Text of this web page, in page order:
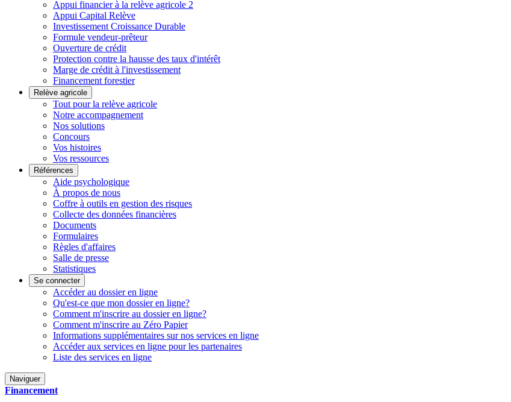
Appui financier à la relève agricole 2
Appui Capital Relève
Investissement Croissance Durable
Formule vendeur-prêteur
Ouverture de crédit
Protection contre la hausse des taux d'intérêt
Marge de crédit à l'investissement
Financement forestier
Relève agricole
Tout pour la relève agricole
Notre accompagnement
Nos solutions
Concours
Vos histoires
Vos ressources
Références
Aide psychologique
À propos de nous
Coffre à outils en gestion des risques
Collecte des données financières
Documents
Formulaires
Règles d'affaires
Salle de presse
Statistiques
Se connecter
Accéder au dossier en ligne
Qu'est-ce que mon dossier en ligne?
Comment m'inscrire au dossier en ligne?
Comment m'inscrire au Zéro Papier
Informations supplémentaires sur nos services en ligne
Accéder aux services en ligne pour les partenaires
Liste des services en ligne
Naviguer
Financement